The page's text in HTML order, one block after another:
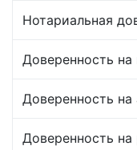
Нотариальная
Доверенность на
Доверенность на
Доверенность на